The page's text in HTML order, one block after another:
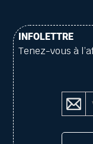
INFOLETTRE
Tenez-vous à